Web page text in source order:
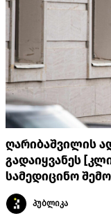
ღარიბაშვილის
გადაიყვანეს
სამედიცინო
პუბლიკა